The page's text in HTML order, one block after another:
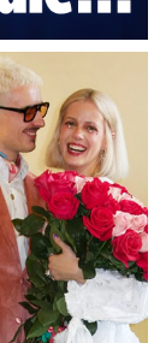
vraha
a
v Praze
případ
se
Manžel se ...